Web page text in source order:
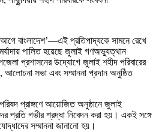
বাংলাদেশ’—এই প্রতিপাদ্যকে সামনে রেখে
পালিত হয়েছে জুলাই গণঅভ্যুত্থান
প্রশাসনের উদ্যোগে জুলাই শহীদ পরিবারের
আলোচনা সভা এবং সম্মাননা প্রদান অনুষ্ঠিত
প্রাঙ্গণে আয়োজিত অনুষ্ঠানে জুলাই
প্রতি গভীর শ্রদ্ধা নিবেদন করা হয়। একই সঙ্গে
সম্মাননা জানানো হয়।